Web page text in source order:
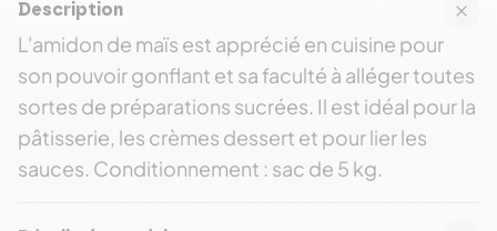
Description
L'amidon de maïs est apprécié en cuisine pour
son pouvoir gonflant et sa faculté à alléger toutes
sortes de préparations sucrées. Il est idéal pour la
pâtisserie, les crèmes dessert et pour lier les
sauces. Conditionnement : sac de 5 kg.